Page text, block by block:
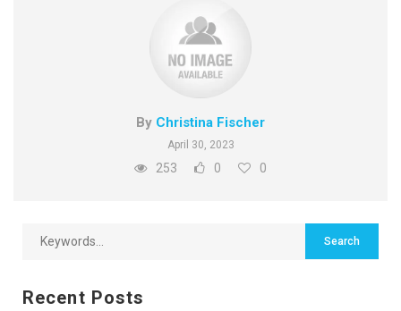
By Christina Fischer
April 30, 2023
253 0 0
Recent Posts